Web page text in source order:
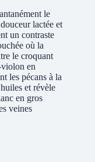
le
lactée et
un contraste
où la
le croquant
en
les pécans à la
et révèle
en gros
veines